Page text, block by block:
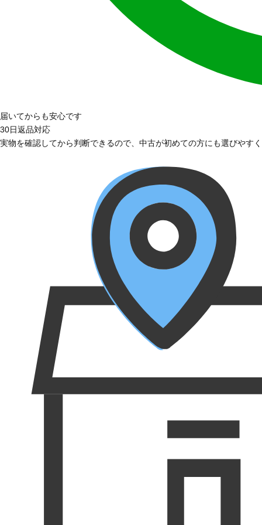
届いてからも安心です
30日返品対応
実物を確認してから判断できるので、中古が初めての方にも選びやす